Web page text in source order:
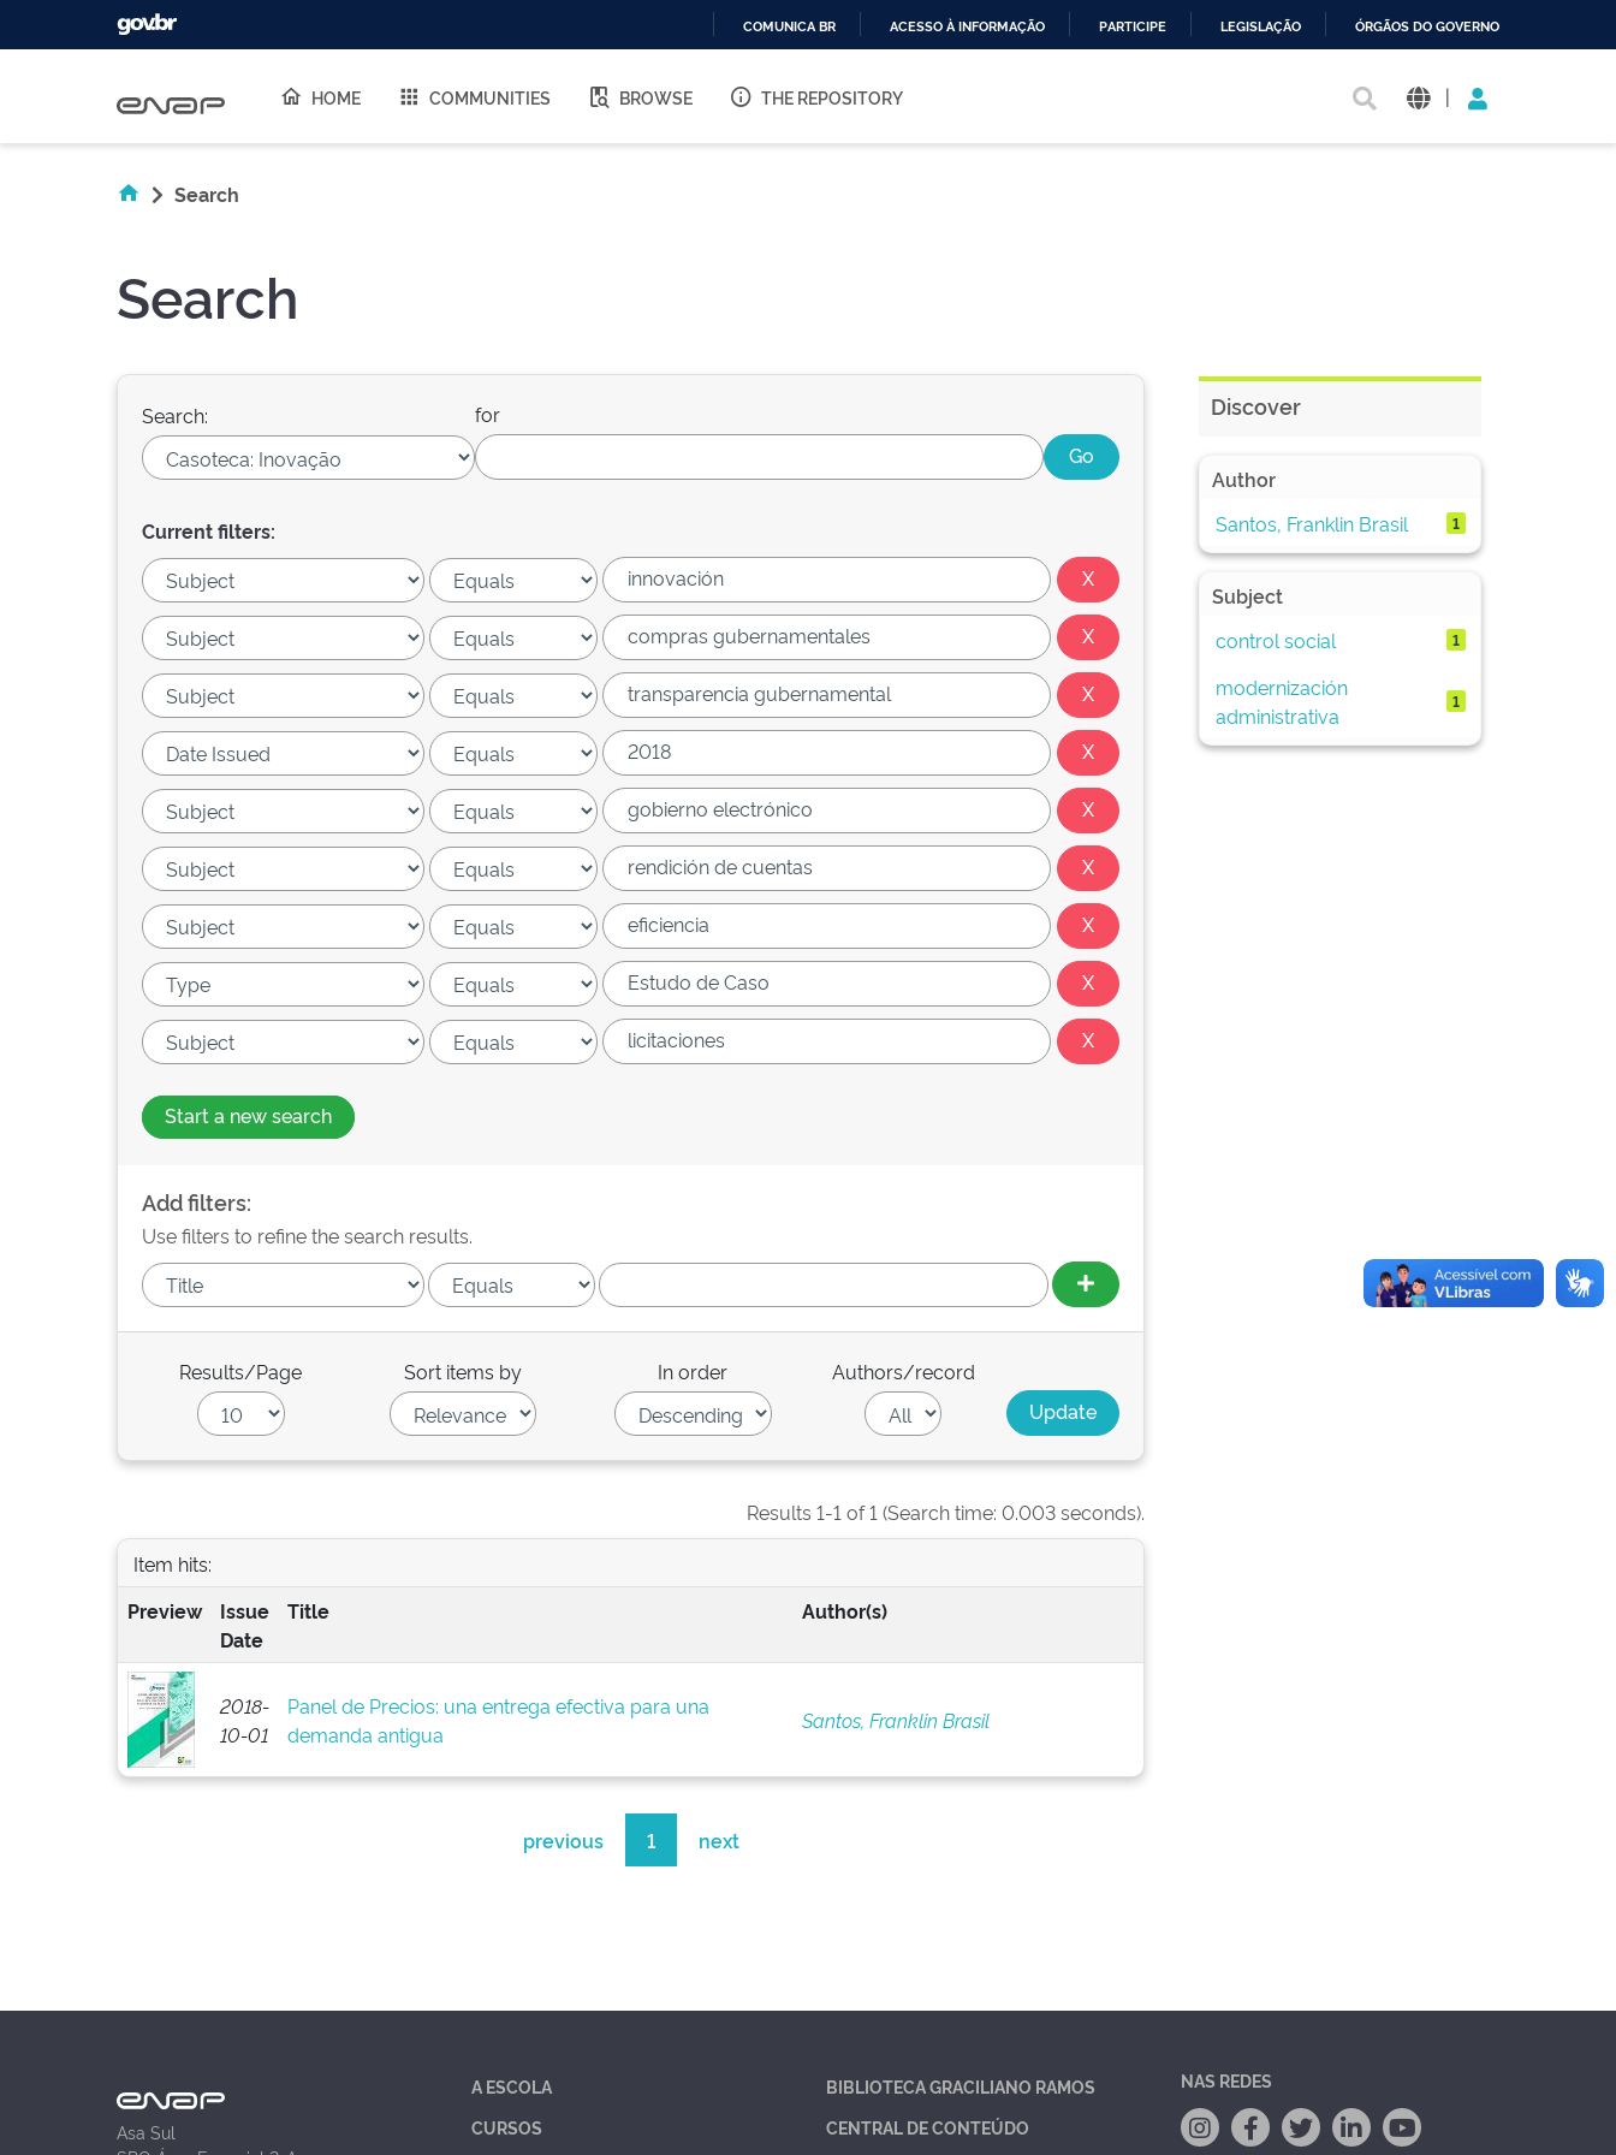
O
COMUNICA BR ACESSO À INFORMAÇÃO PARTICIPE LEGISLAÇÃO ÓRGÃOS DO GOVERNO
HOME COMMUNITIES BROWSE THE REPOSITORY |
Search
Search
Search: for
Current filters:
Start a new search
Add filters:
Use filters to refine the search results.
Results/Page Sort items by In order Authors/record
Results 1-1 of 1 (Search time: 0.003 seconds).
Item hits:
Preview
Issue
Date
Title Author(s)
2018-
10-01
Panel de Precios: una entrega efectiva para una
demanda antigua
Santos, Franklin Brasil
previous 1 next
Discover
Author
Santos, Franklin Brasil
1
Subject
control social
1
modernización
administrativa
1
Asa Sul
A ESCOLA
CURSOS
BIBLIOTECA GRACILIANO RAMOS
CENTRAL DE CONTEÚDO
NAS REDES